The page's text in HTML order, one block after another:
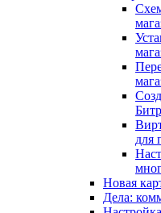
для
Новая
Дела: